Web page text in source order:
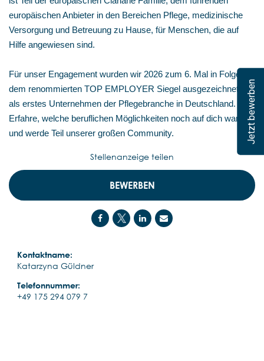
Jetzt bewerben
europäischen Anbieter in den Bereichen Pflege, medizinische
Versorgung und Betreuung zu Hause, für Menschen, die auf
Hilfe angewiesen sind.
Für unser Engagement wurden wir 2026 zum 6. Mal in Folge mit
dem renommierten TOP EMPLOYER Siegel ausgezeichnet –
als erstes Unternehmen der Pflegebranche in Deutschland.
Erfahre, welche beruflichen Möglichkeiten noch auf dich warten,
und werde Teil unserer großen Community.
BEWERBEN
Kontaktname:
Katarzyna Güldner
Telefonnummer:
+49 175 294 079 7
Stellenanzeige teilen